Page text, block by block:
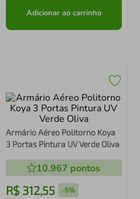
Adicionar ao carrinho
Armário Aéreo Politorno Koya
3 Portas Pintura UV Verde Oliva
10.967 pontos
R$ 312,55 -5%